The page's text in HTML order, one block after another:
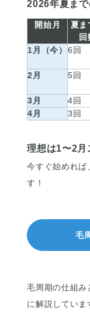
2026年夏ま
開始月
夏ま
回
1月（今） 6回
2月
5回
3月
4回
4月
3回
理想は1〜2月
今すぐ始めれば
す！
毛
毛周期の仕組み
に解説していま